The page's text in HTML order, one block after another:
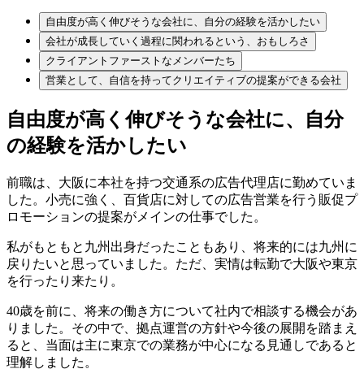
自由度が高く伸びそうな会社に、自分の経験を活かしたい
会社が成長していく過程に関われるという、おもしろさ
クライアントファーストなメンバーたち
営業として、自信を持ってクリエイティブの提案ができる会社
自由度が高く伸びそうな会社に、
自分
の経験を活かしたい
前職は、大阪に本社を持つ交通系の広告代理店に勤めていま
した。小売に強く、百貨店に対しての広告営業を行う販促プ
ロモーションの提案がメインの仕事でした。
私がもともと九州出身だったこともあり、将来的には九州に
戻りたいと思っていました。ただ、実情は転勤で大阪や東京
を行ったり来たり。
40歳を前に、将来の働き方について社内で相談する機会があ
りました。その中で、拠点運営の方針や今後の展開を踏まえ
ると、当面は主に東京での業務が中心になる見通しであると
理解しました。